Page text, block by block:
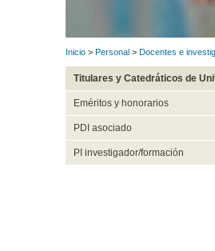
Inicio > Personal > Docentes e
Titulares y Catedráticos de
Eméritos y honorarios
PDI asociado
PI investigador/formación